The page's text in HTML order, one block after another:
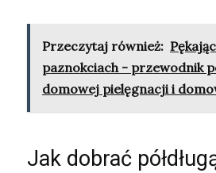
Przeczytaj również:
paznokciach - przewodnik
domowej pielęgnacji i
Jak dobrać